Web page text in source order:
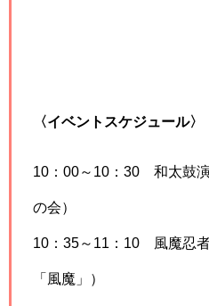
〈イベントスケジュール〉
10：00～10：30 和太鼓
の会）
10：35～11：10 風魔忍
「風魔」）